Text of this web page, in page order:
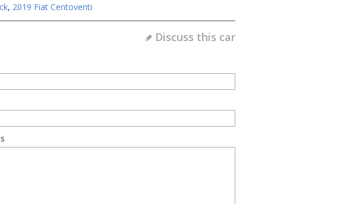
, 2019 Fiat Centoventi
Discuss this car